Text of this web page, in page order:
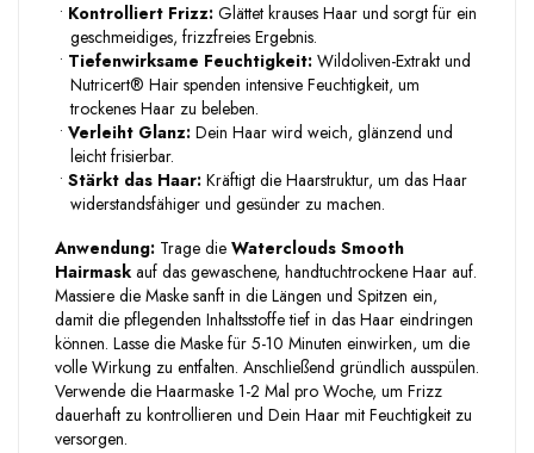
• Kontrolliert Frizz: Glättet krauses Haar und sorgt für ein
geschmeidiges, frizzfreies Ergebnis.
• Tiefenwirksame Feuchtigkeit: Wildoliven-Extrakt und
Nutricert® Hair spenden intensive Feuchtigkeit, um
trockenes Haar zu beleben.
• Verleiht Glanz: Dein Haar wird weich, glänzend und
leicht frisierbar.
• Stärkt das Haar: Kräftigt die Haarstruktur, um das Haar
widerstandsfähiger und gesünder zu machen.
Anwendung: Trage die Waterclouds Smooth
Hairmask auf das gewaschene, handtuchtrockene Haar auf.
Massiere die Maske sanft in die Längen und Spitzen ein,
damit die pflegenden Inhaltsstoffe tief in das Haar eindringen
können. Lasse die Maske für 5-10 Minuten einwirken, um die
volle Wirkung zu entfalten. Anschließend gründlich ausspülen.
Verwende die Haarmaske 1-2 Mal pro Woche, um Frizz
dauerhaft zu kontrollieren und Dein Haar mit Feuchtigkeit zu
versorgen.